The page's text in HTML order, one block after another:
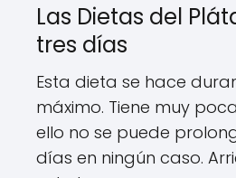
Las Dietas del
tres días
Esta dieta se hace
máximo. Tiene muy
ello no se puede
días en ningún caso.